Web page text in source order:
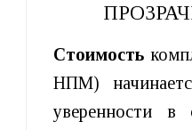
Стоимость
НПМ)
уверенности в